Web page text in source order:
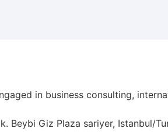
in business consulting,
Beybi Giz Plaza sariyer, Istanbul/